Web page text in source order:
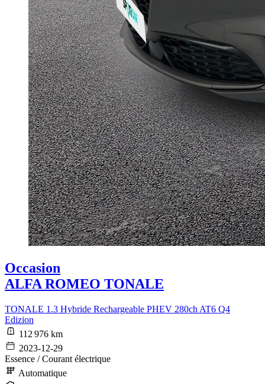
Occasion
ALFA ROMEO TONALE
TONALE 1.3 Hybride Rechargeable PHEV 280ch AT6 Q4
Edizion
112 976 km
2023-12-29
Essence / Courant électrique
Automatique